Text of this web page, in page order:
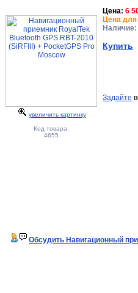
увеличить картинку
Код товара:
4655
Цена: 6
Цена для
Наличие:
Купить
Задайте
Обсудить Навигационный